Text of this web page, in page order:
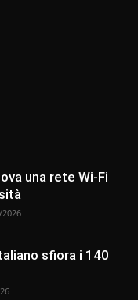
una rete Wi-Fi
sfiora i 140